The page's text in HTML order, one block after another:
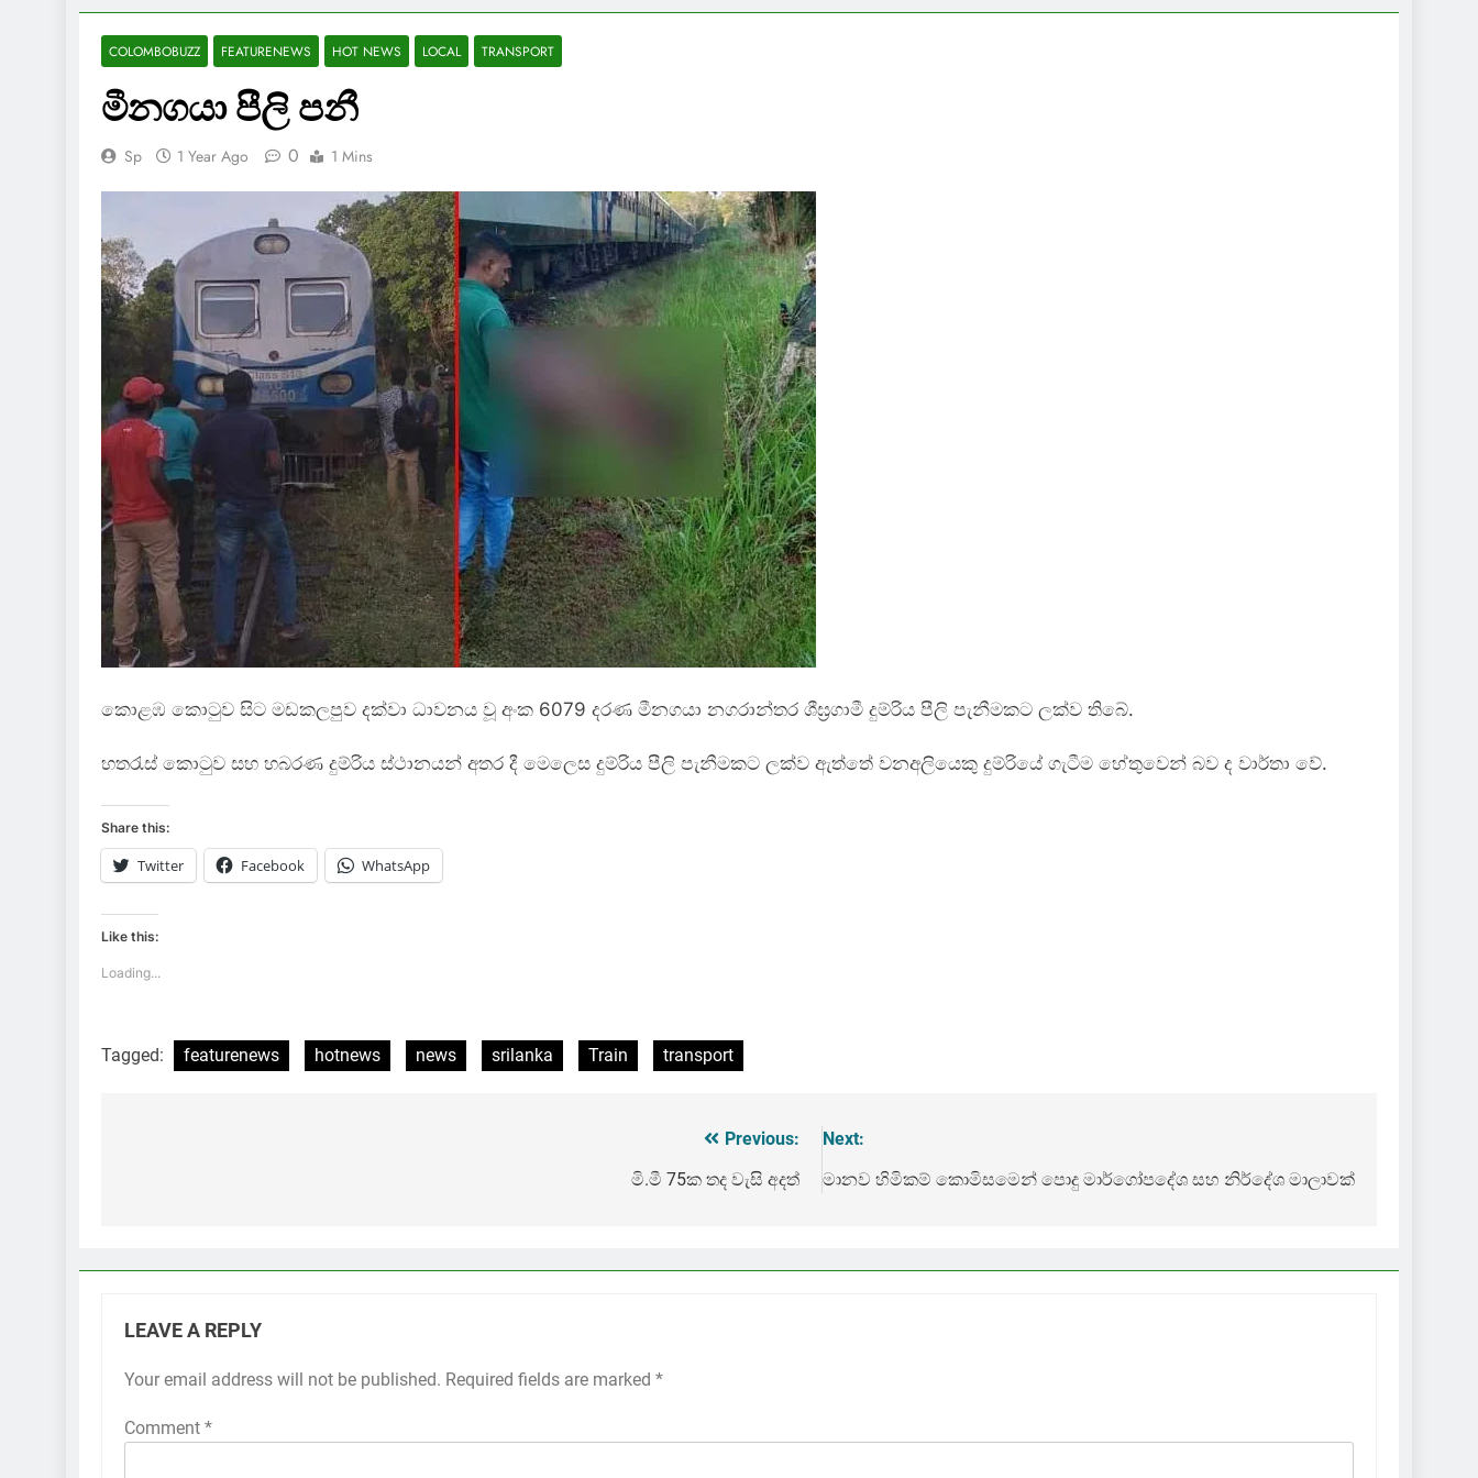
COLOMBOBUZZ FEATURENEWS HOT NEWS LOCAL TRANSPORT
මීනගයා පීලි පනී
Sp 1 Year Ago 0 1 Mins
කොළඹ කොටුව සිට මඩකලපුව දක්වා ධාවනය වූ අංක 6079 දරණ මීනගයා නගරාන්තර ශීඝ්‍රගාමී දුම්රිය පීලි පැනීමකට ලක්ව තිබේ.
හතරැස් කොටුව සහ හබරණ දුම්රිය ස්ථානයන් අතර දී මෙලෙස දුම්රිය පීලි පැනීමකට ලක්ව ඇත්තේ වනඅලියෙකු දුම්රියේ ගැටීම හේතුවෙන් බව ද වාර්තා වේ.
Share this:
Twitter Facebook WhatsApp
Like this:
Loading...
Tagged: featurenews hotnews news srilanka Train transport
Previous:
මි.මී 75ක තද වැසි අදත්
Next:
මානව හිමිකම් කොමිසමෙන් පොදු මාර්ගෝපදේශ සහ නිර්දේශ මාලාවක්
LEAVE A REPLY
Your email address will not be published. Required fields are marked *
Comment *